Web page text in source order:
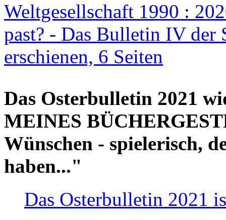
Weltgesellschaft 1990 :
past? - Das Bulletin IV der
erschienen, 6 Seiten
Das Osterbulletin 2021
MEINES
Wünschen - spielerisch,
haben..."
Das Osterbulletin 2021